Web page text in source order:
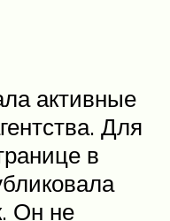
активные
Для
в
Он не